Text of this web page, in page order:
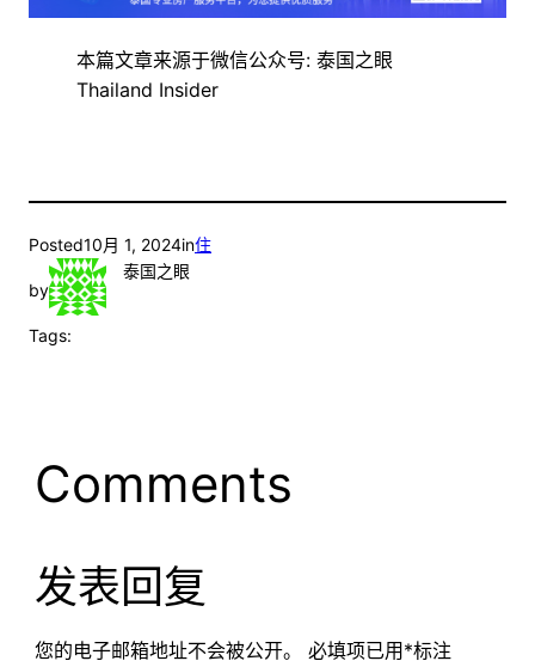
本篇文章来源于微信公众号: 泰国之眼
Thailand Insider
Posted10月 1, 2024in住
by
泰国之眼
Tags:
Comments
发表回复
您的电子邮箱地址不会被公开。 必填项已用*标注